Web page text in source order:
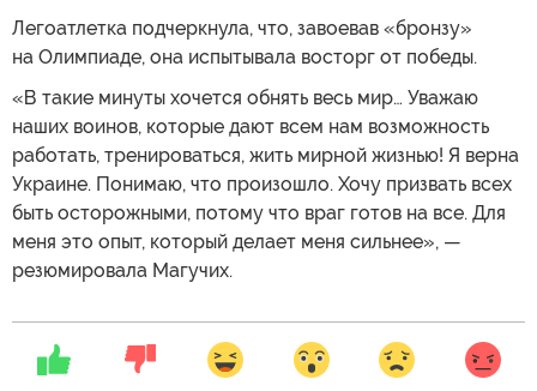
Легоатлетка подчеркнула, что, завоевав «бронзу»
на Олимпиаде, она испытывала восторг от победы.
«В такие минуты хочется обнять весь мир… Уважаю
наших воинов, которые дают всем нам возможность
работать, тренироваться, жить мирной жизнью! Я верна
Украине. Понимаю, что произошло. Хочу призвать всех
быть осторожными, потому что враг готов на все. Для
меня это опыт, который делает меня сильнее», —
резюмировала Магучих.